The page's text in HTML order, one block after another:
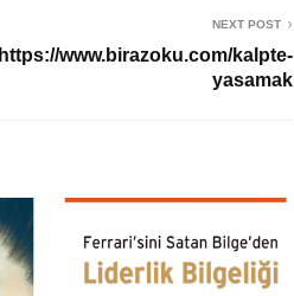
NEXT POST
https://www.birazoku.com/kalpte-
yasamak